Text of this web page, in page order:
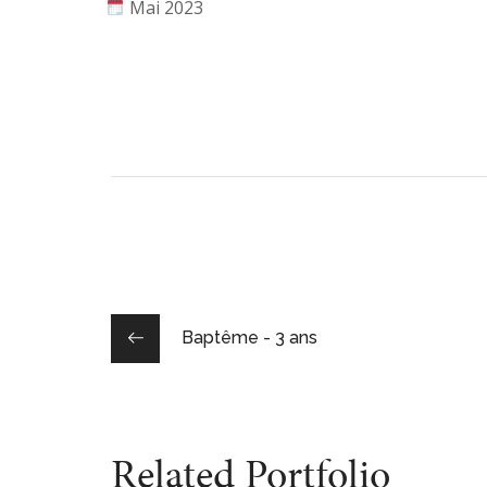
Mai 2023
Baptême - 3 ans
Related Portfolio